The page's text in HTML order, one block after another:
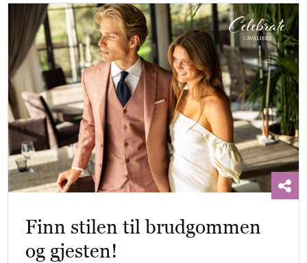
Finn stilen til brudgommen
og gjesten!